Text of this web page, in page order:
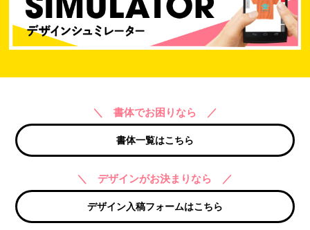
＼ 書体でお困りなら ／
書体一覧はこちら
＼ デザインがお決まりなら ／
デザイン入稿フォームはこちら